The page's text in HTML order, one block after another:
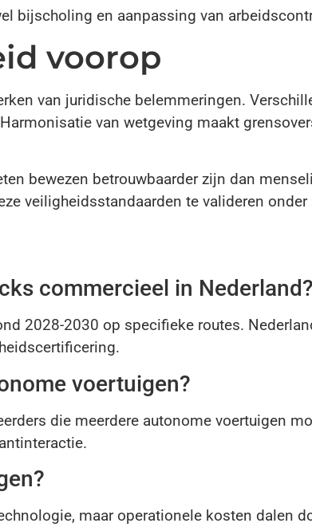
bijscholing en aanpassing van
voorop
van juridische belemmeringen.
van wetgeving maakt
bewezen betrouwbaarder zijn dan
veiligheidsstandaarden te valideren
commercieel in Nederland?
2028-2030 op specifieke routes.
voertuigen?
die meerdere autonome voertuigen
maar operationele kosten dalen